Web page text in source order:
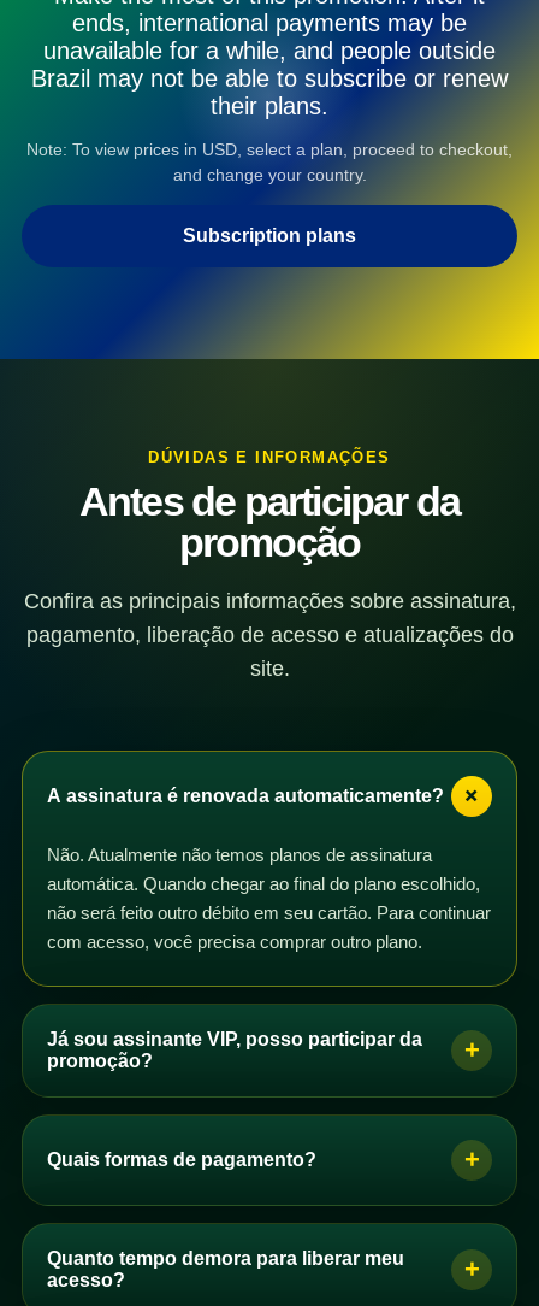
ends, international payments may be
unavailable for a while, and people outside
Brazil may not be able to subscribe or renew
their plans.
Note: To view prices in USD, select a plan, proceed to checkout,
and change your country.
Subscription plans
DÚVIDAS E INFORMAÇÕES
Antes de participar da
promoção
Confira as principais informações sobre assinatura,
pagamento, liberação de acesso e atualizações do
site.
A assinatura é renovada automaticamente? +
Não. Atualmente não temos planos de assinatura
automática. Quando chegar ao final do plano escolhido,
não será feito outro débito em seu cartão. Para continuar
com acesso, você precisa comprar outro plano.
Já sou assinante VIP, posso participar da
promoção?
+
Sim. Se você é assinante VIP com plano mensal,
promoção. Basta comprar um dos planos de acesso e
plano após a confirmação do pagamento.
Você pode comprar quantos planos quiser. Se perceber
Quais formas de pagamento? +
Se você é brasileiro, pode pagar por PIX, boleto ou
cartão de crédito. Se você não é brasileiro, pode
comprar com cartão de crédito.
Quanto tempo demora para liberar meu
acesso?
+